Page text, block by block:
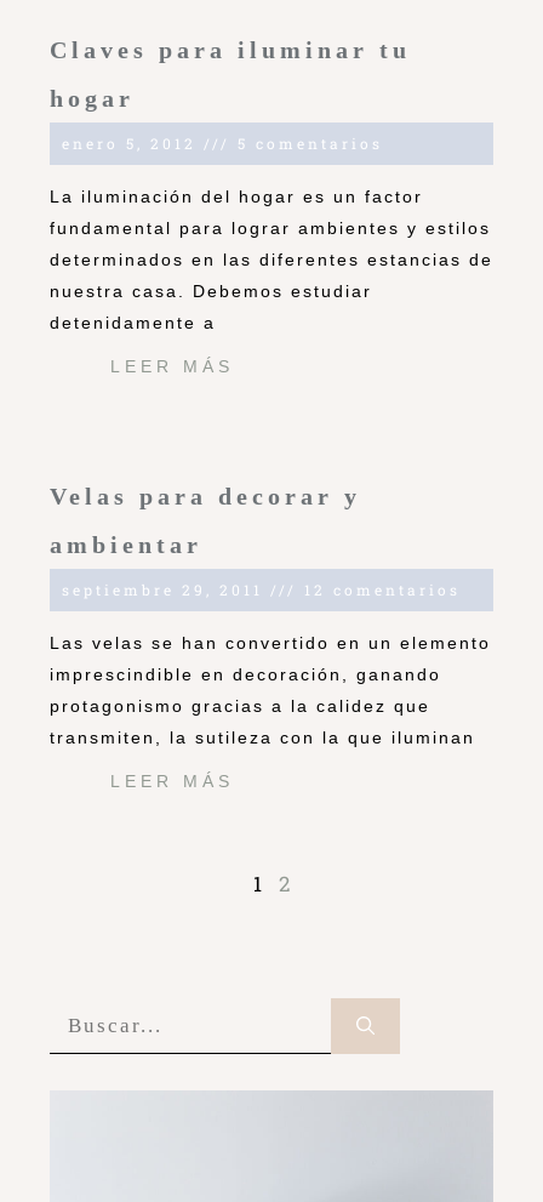
Claves para iluminar tu
hogar
enero 5, 2012 5 comentarios
La iluminación del hogar es un factor
fundamental para lograr ambientes y estilos
determinados en las diferentes estancias de
nuestra casa. Debemos estudiar
detenidamente a
LEER MÁS
Velas para decorar y
ambientar
septiembre 29, 2011 12 comentarios
Las velas se han convertido en un elemento
imprescindible en decoración, ganando
protagonismo gracias a la calidez que
transmiten, la sutileza con la que iluminan
LEER MÁS
1 2